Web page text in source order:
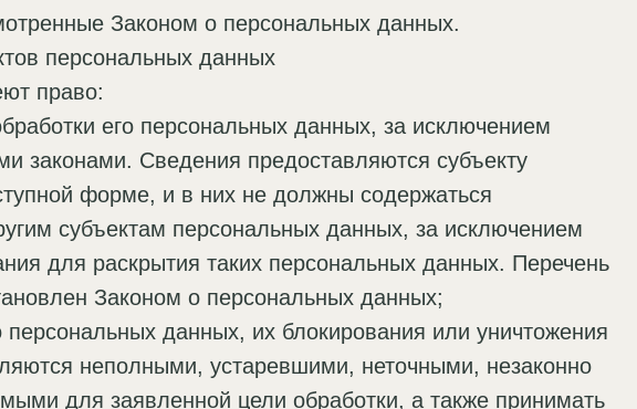
Законом о персональных данных.
персональных данных
право:
его персональных данных, за исключением
законами. Сведения предоставляются субъекту
форме, и в них не должны содержаться
субъектам персональных данных, за исключением
для раскрытия таких персональных данных. Перечень
Законом о персональных данных;
данных, их блокирования или уничтожения
неполными, устаревшими, неточными, незаконно
для заявленной цели обработки, а также принимать